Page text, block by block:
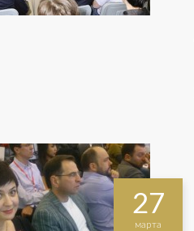
27
марта